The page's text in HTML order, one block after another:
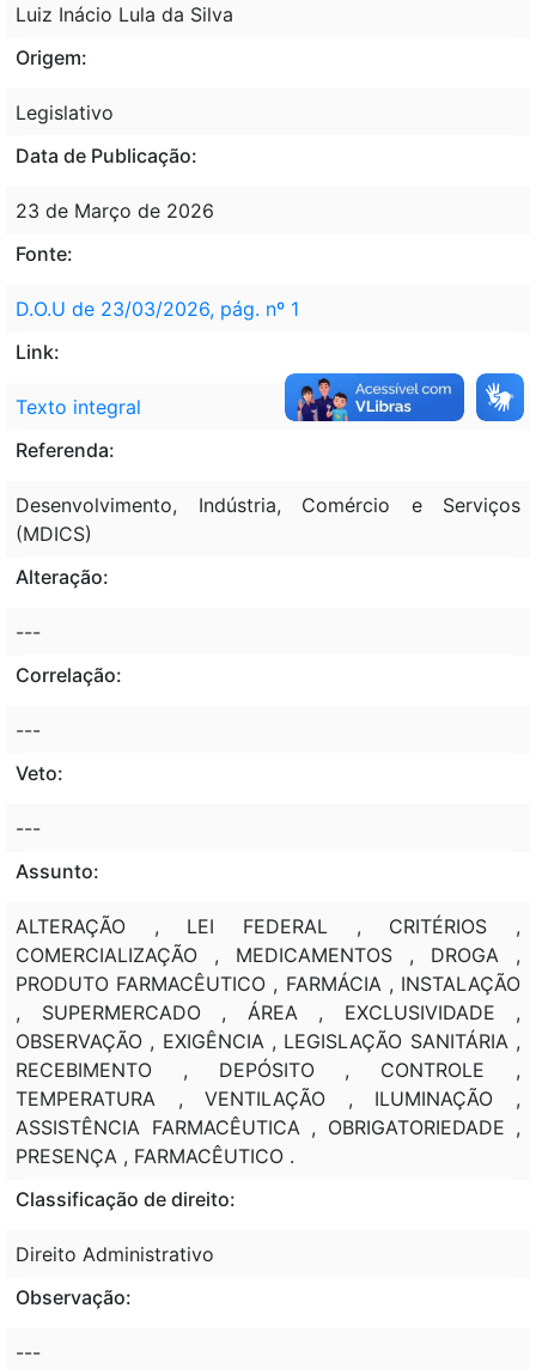
Luiz Inácio Lula da Silva
Origem:
Legislativo
Data de Publicação:
23 de Março de 2026
Fonte:
D.O.U de 23/03/2026, pág. nº 1
Link:
Texto integral
Referenda:
Desenvolvimento, Indústria, Comércio e Serviços
(MDICS)
Alteração:
---
Correlação:
---
Veto:
---
Assunto:
ALTERAÇÃO , LEI FEDERAL , CRITÉRIOS ,
COMERCIALIZAÇÃO , MEDICAMENTOS , DROGA ,
PRODUTO FARMACÊUTICO , FARMÁCIA , INSTALAÇÃO
, SUPERMERCADO , ÁREA , EXCLUSIVIDADE ,
OBSERVAÇÃO , EXIGÊNCIA , LEGISLAÇÃO SANITÁRIA ,
RECEBIMENTO , DEPÓSITO , CONTROLE ,
TEMPERATURA , VENTILAÇÃO , ILUMINAÇÃO ,
ASSISTÊNCIA FARMACÊUTICA , OBRIGATORIEDADE ,
PRESENÇA , FARMACÊUTICO .
Classificação de direito:
Direito Administrativo
Observação:
---